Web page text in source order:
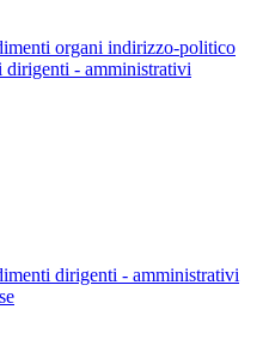
organi indirizzo-politico
dirigenti - amministrativi
dirigenti - amministrativi